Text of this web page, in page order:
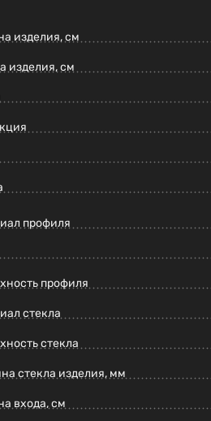
изделия, см
изделия, см
профиля
профиля
стекла
стекла
стекла изделия, мм
входа, см